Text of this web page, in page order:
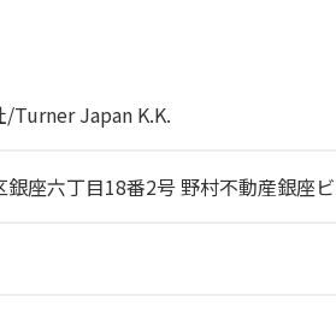
Turner Japan K.K.
座六丁目18番2号 野村不動産銀座